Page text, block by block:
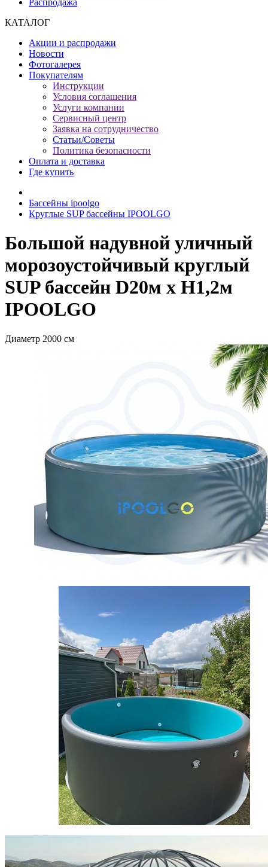
Распродажа
КАТАЛОГ
Акции и распродажи
Новости
Фотогалерея
Покупателям
Инструкции
Условия соглашения
Услуги компании
Сервисный центр
Заявка на сотрудничество
Статьи/Советы
Политика безопасности
Оплата и доставка
Где купить
Бассейны ipoolgo
Круглые SUP бассейны IPOOLGO
Большой надувной уличный
морозоустойчивый круглый
SUP бассейн D20м х H1,2м
IPOOLGO
Диаметр 2000 см